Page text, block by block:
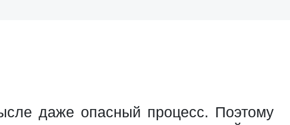
даже опасный процесс. Поэтому